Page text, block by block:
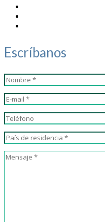
Escríbanos